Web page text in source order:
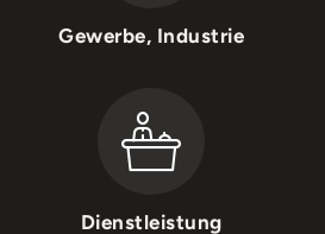
Gewerbe, Industrie
Dienstleistung